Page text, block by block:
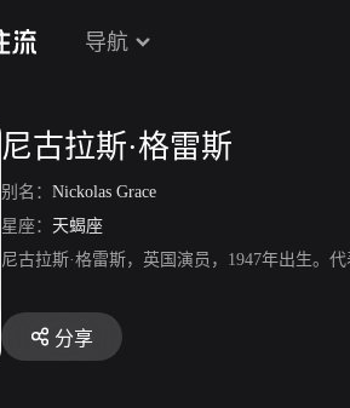
导航
尼古拉斯·格雷斯
别名： Nickolas Grace
星座： 天蝎座
尼古拉斯·格雷斯，英国演员，1947年出生。
分享